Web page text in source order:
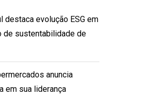
destaca evolução ESG em
de sustentabilidade de
anuncia
em sua liderança